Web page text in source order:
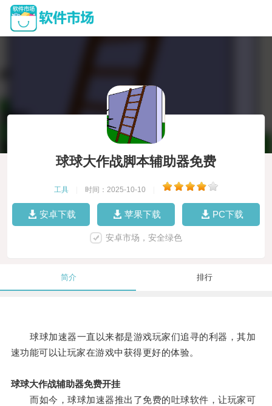
球球大作战脚本辅助器免费
工具 时间：2025-10-10
安卓下载 苹果下载 PC下载
安卓市场，安全绿色
简介 排行
球球加速器一直以来都是游戏玩家们追寻的利器，其加
速功能可以让玩家在游戏中获得更好的体验。
球球大作战辅助器免费开挂
而如今，球球加速器推出了免费的吐球软件，让玩家可